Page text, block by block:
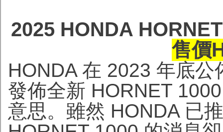
2025 HONDA
售價
HONDA 在 2023 年底
發佈全新 HORNET
意思。雖然 HONDA 已